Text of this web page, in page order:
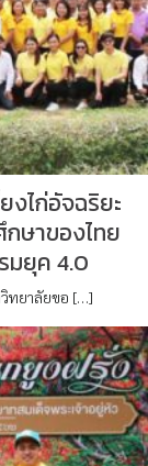
งไก่อัจฉริยะ
ษาของไทย
มยุค 4.0
ทยาลัยขอ […]